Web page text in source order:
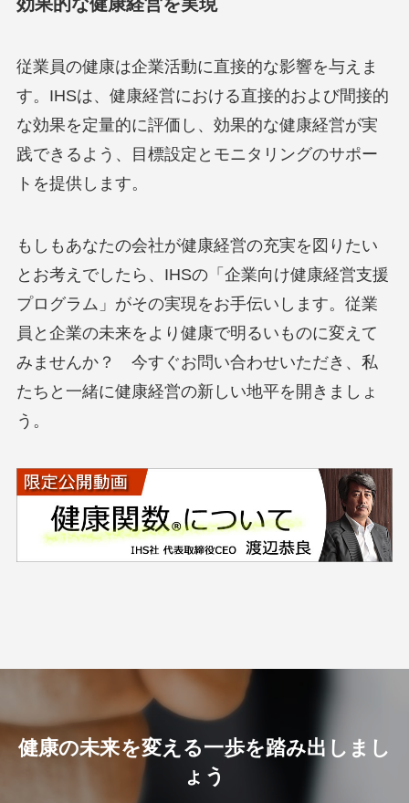
従業員の健康は企業活動に直接的な影響を与えま
す。IHSは、健康経営における直接的および間接的
な効果を定量的に評価し、効果的な健康経営が実
践できるよう、目標設定とモニタリングのサポー
トを提供します。
もしもあなたの会社が健康経営の充実を図りたい
とお考えでしたら、IHSの「企業向け健康経営支援
プログラム」がその実現をお手伝いします。従業
員と企業の未来をより健康で明るいものに変えて
みませんか？ 今すぐお問い合わせいただき、私
たちと一緒に健康経営の新しい地平を開きましょ
う。
健康の未来を変える一歩を踏み出しまし
ょう